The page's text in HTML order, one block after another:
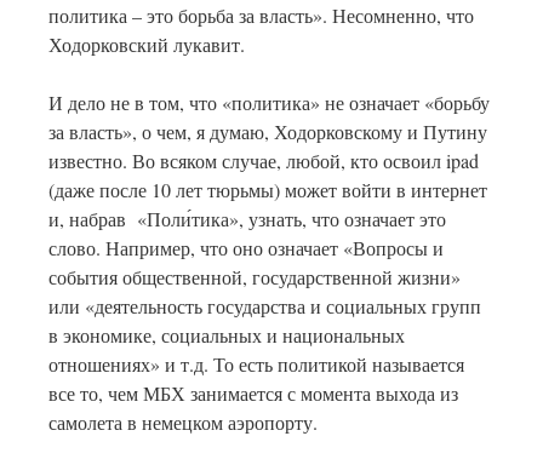
политика – это борьба за власть». Несомненно, что
Ходорковский лукавит.
И дело не в том, что «политика» не означает «борьбу
за власть», о чем, я думаю, Ходорковскому и Путину
известно. Во всяком случае, любой, кто освоил ipad
(даже после 10 лет тюрьмы) может войти в интернет
и, набрав «Поли́тика», узнать, что означает это
слово. Например, что оно означает «Вопросы и
события общественной, государственной жизни»
или «деятельность государства и социальных групп
в экономике, социальных и национальных
отношениях» и т.д. То есть политикой называется
все то, чем МБХ занимается с момента выхода из
самолета в немецком аэропорту.